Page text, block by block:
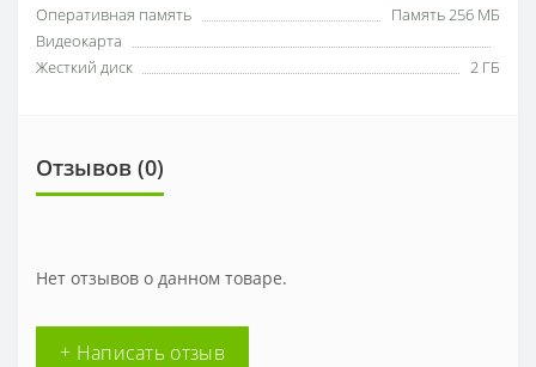
Оперативная память
Память 256 МБ
Видеокарта
Жесткий диск
2 ГБ
Отзывов (0)
Нет отзывов о данном товаре.
+ Написать отзыв